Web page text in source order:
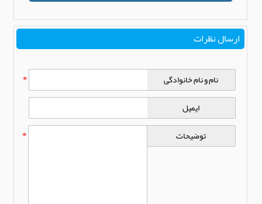
ارسال نظرات
نام و نام خانوادگی *
ایمیل
توضیحات
*